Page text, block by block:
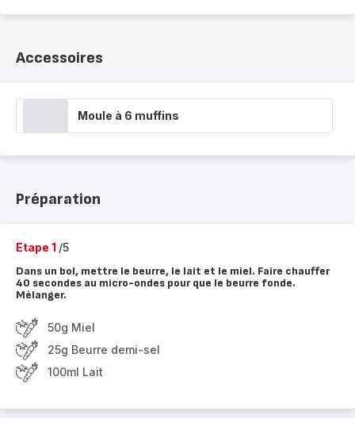
Accessoires
Moule à 6 muffins
Préparation
Etape 1 /5
Dans un bol, mettre le beurre, le lait et le miel. Faire chauffer
40 secondes au micro-ondes pour que le beurre fonde.
Mélanger.
50g Miel
25g Beurre demi-sel
100ml Lait